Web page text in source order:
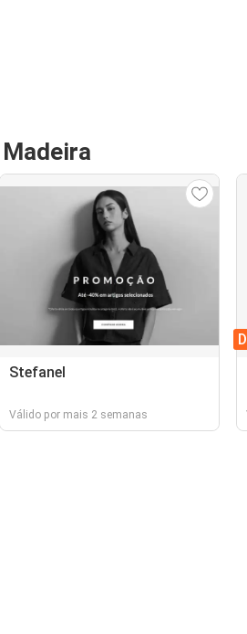
Stefanel
Válido por mais 2 semanas